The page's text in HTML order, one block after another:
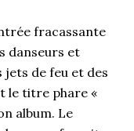
fracassante
danseurs et
jets de feu et des
le titre phare «
album. Le